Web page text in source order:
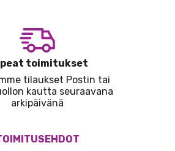
toimitukset
tilaukset Postin tai
kautta seuraavana
arkipäivänä